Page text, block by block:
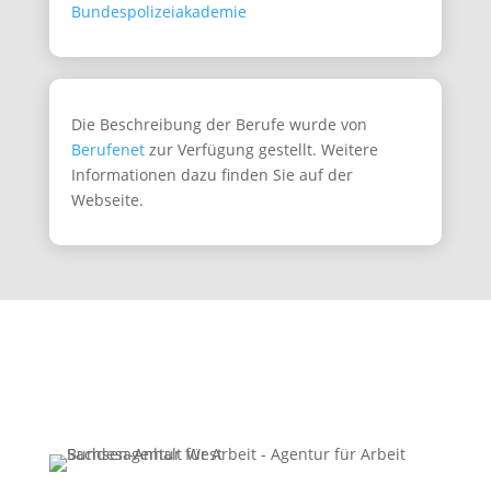
Bundespolizeiakademie
Die Beschreibung der Berufe wurde von
Berufenetzur Verfügung gestellt. Weitere
Informationen dazu finden Sie auf der
Webseite.